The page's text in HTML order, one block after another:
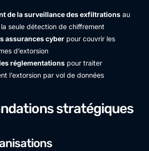
de la surveillance des exfiltrations au
seule détection de chiffrement
assurances cyber pour couvrir les
d’extorsion
réglementations pour traiter
l’extorsion par vol de données
stratégiques